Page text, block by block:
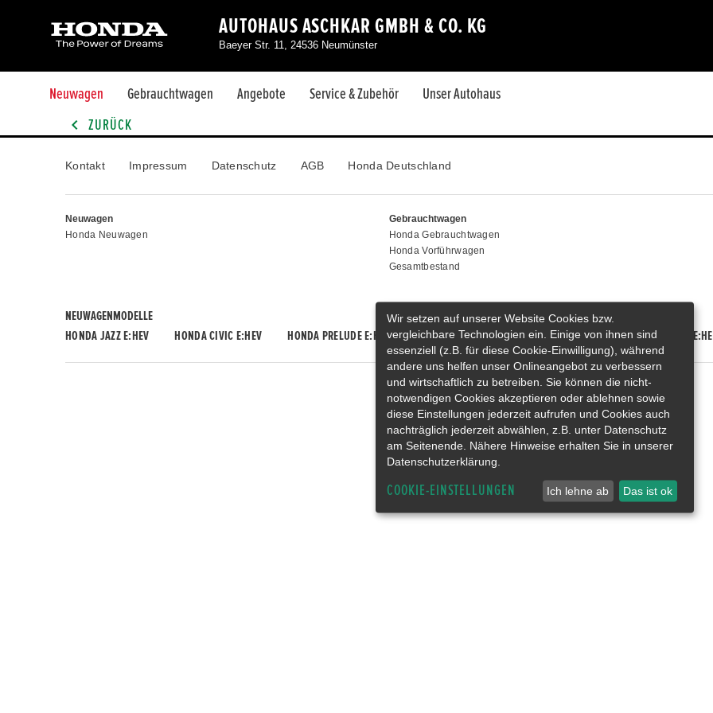
AUTOHAUS ASCHKAR GMBH & CO. KG
Baeyer Str. 11, 24536 Neumünster
Neuwagen Gebrauchtwagen Angebote Service & Zubehör Unser Autohaus
ZURÜCK
Kontakt Impressum Datenschutz AGB Honda Deutschland
Neuwagen
Honda Neuwagen
Gebrauchtwagen
Honda Gebrauchtwagen
Honda Vorführwagen
Gesamtbestand
NEUWAGENMODELLE
HONDA JAZZ E:HEV
HONDA CIVIC E:HEV HONDA PRELUDE E:HEV HONDA HR-V E:HEV HONDA ZR-V E:HEV HONDA CR-V
Wir setzen auf unserer Website Cookies bzw.
vergleichbare Technologien ein. Einige von ihnen sind
essenziell (z.B. für diese Cookie-Einwilligung), während
andere uns helfen unser Onlineangebot zu verbessern
und wirtschaftlich zu betreiben. Sie können die nicht-
notwendigen Cookies akzeptieren oder ablehnen sowie
diese Einstellungen jederzeit aufrufen und Cookies auch
nachträglich jederzeit abwählen, z.B. unter Datenschutz
am Seitenende. Nähere Hinweise erhalten Sie in unserer
Datenschutzerklärung.
COOKIE-EINSTELLUNGEN Ich lehne ab Das ist ok